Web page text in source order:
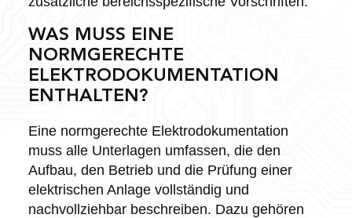
WAS MUSS EINE
NORMGERECHTE
ELEKTRODOKUMENTATION
ENTHALTEN?
Eine normgerechte Elektrodokumentation
muss alle Unterlagen umfassen, die den
Aufbau, den Betrieb und die Prüfung einer
elektrischen Anlage vollständig und
nachvollziehbar beschreiben. Dazu gehören